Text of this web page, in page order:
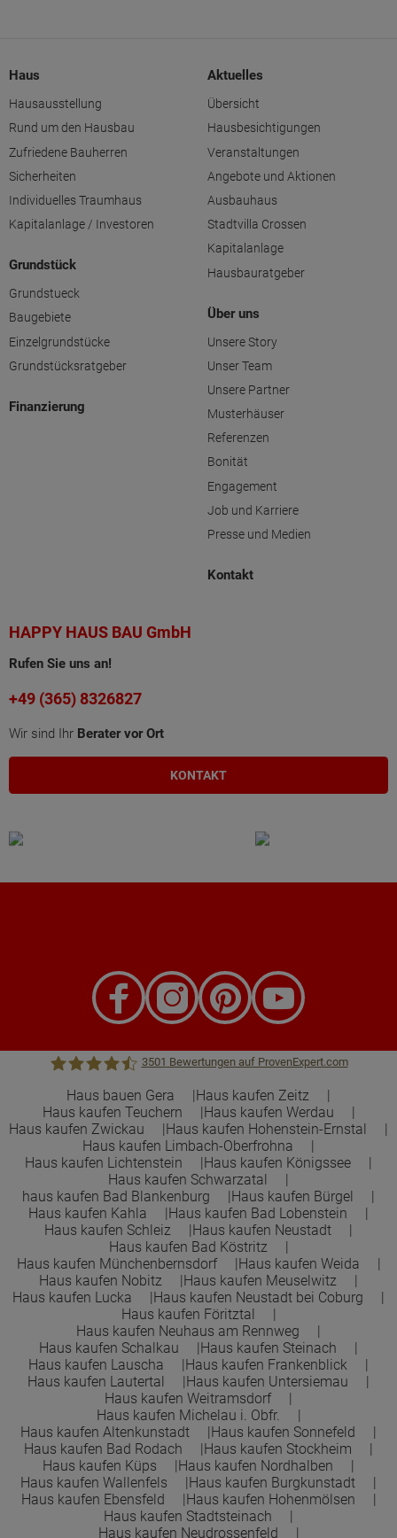
Haus
Hausausstellung
Rund um den Hausbau
Zufriedene Bauherren
Sicherheiten
Individuelles Traumhaus
Kapitalanlage / Investoren
Grundstück
Grundstueck
Baugebiete
Einzelgrundstücke
Grundstücksratgeber
Finanzierung
Aktuelles
Übersicht
Hausbesichtigungen
Veranstaltungen
Angebote und Aktionen
Ausbauhaus
Stadtvilla Crossen
Kapitalanlage
Hausbauratgeber
Über uns
Unsere Story
Unser Team
Unsere Partner
Musterhäuser
Referenzen
Bonität
Engagement
Job und Karriere
Presse und Medien
Kontakt
HAPPY HAUS BAU GmbH
Rufen Sie uns an!
+49 (365) 8326827
Wir sind Ihr Berater vor Ort
KONTAKT
Town &Country Haus Lizenzgeber GmbH
3501 Bewertungen auf ProvenExpert.com
Haus bauen Gera
Haus kaufen Zeitz
Haus kaufen Teuchern
Haus kaufen Werdau
Haus kaufen Zwickau
Haus kaufen Hohenstein-Ernstal
Haus kaufen Limbach-Oberfrohna
Haus kaufen Lichtenstein
Haus kaufen Königssee
Haus kaufen Schwarzatal
haus kaufen Bad Blankenburg
Haus kaufen Bürgel
Haus kaufen Kahla
Haus kaufen Bad Lobenstein
Haus kaufen Schleiz
Haus kaufen Neustadt
Haus kaufen Bad Köstritz
Haus kaufen Münchenbernsdorf
Haus kaufen Weida
Haus kaufen Nobitz
Haus kaufen Meuselwitz
Haus kaufen Lucka
Haus kaufen Neustadt bei Coburg
Haus kaufen Föritztal
Haus kaufen Neuhaus am Rennweg
Haus kaufen Schalkau
Haus kaufen Steinach
Haus kaufen Lauscha
Haus kaufen Frankenblick
Haus kaufen Lautertal
Haus kaufen Untersiemau
Haus kaufen Weitramsdorf
Haus kaufen Michelau i. Obfr.
Haus kaufen Altenkunstadt
Haus kaufen Sonnefeld
Haus kaufen Bad Rodach
Haus kaufen Stockheim
Haus kaufen Küps
Haus kaufen Nordhalben
Haus kaufen Wallenfels
Haus kaufen Burgkunstadt
Haus kaufen Ebensfeld
Haus kaufen Hohenmölsen
Haus kaufen Stadtsteinach
Haus kaufen Neudrossenfeld